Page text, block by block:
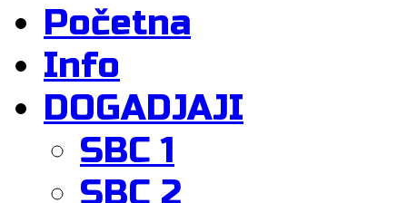
Početna
Info
DOGADJAJI
SBC 1
SBC 2